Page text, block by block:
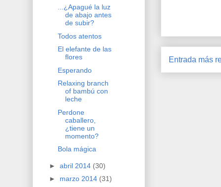
Entrada más
...¿Apagué la luz
de abajo antes
de subir?
Todos atentos
El elefante de las
flores
Esperando
Relaxing branch
of bambú con
leche
Perdone
caballero,
¿tiene un
momento?
Bola mágica
► abril 2014 (30)
► marzo 2014 (31)